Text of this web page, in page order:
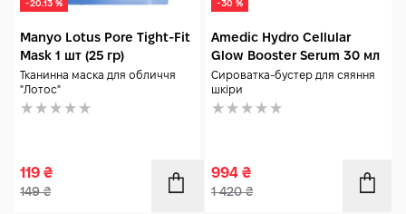
-20.13 %
Manyo Lotus Pore Tight-Fit
Mask 1 шт (25 гр)
Тканинна маска для обличчя
"Лотос"
119 ₴
149₴
-30 %
Amedic Hydro Cellular
Glow Booster Serum 30 мл
Сироватка-бустер для сяяння
шкіри
994 ₴
1 420₴